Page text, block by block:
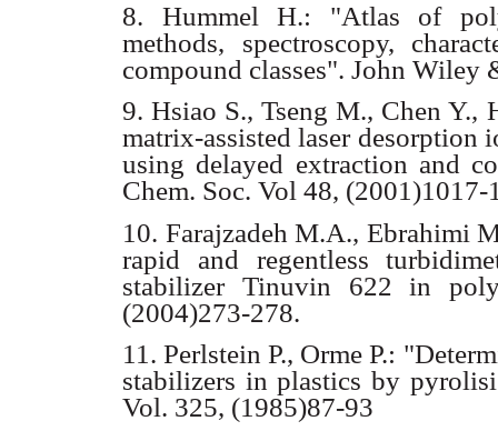
8. Hummel H.: "Atlas of
methods, spectroscopy,
compound classes". John Wiley
9. Hsiao S., Tseng M., Chen
matrix-assisted laser desorption
using delayed extraction and
Chem. Soc. Vol 48, (2001)1017-
10. Farajzadeh M.A., Ebrahimi
rapid and regentless
stabilizer Tinuvin 622 in
(2004)273-278.
11. Perlstein P., Orme P.:
stabilizers in plastics by
Vol. 325, (1985)87-93